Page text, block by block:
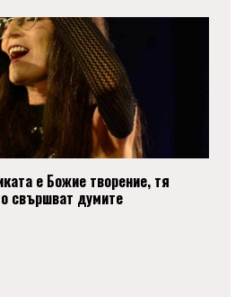
е Божие творение, тя
свършват думите